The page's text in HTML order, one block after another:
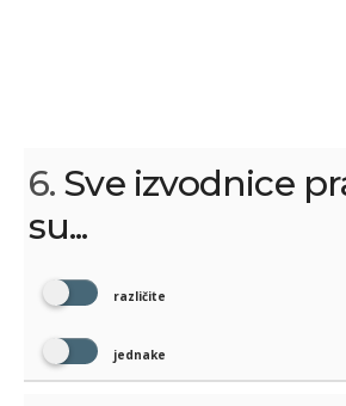
6. Sve izvodnice
su...
različite
jednake